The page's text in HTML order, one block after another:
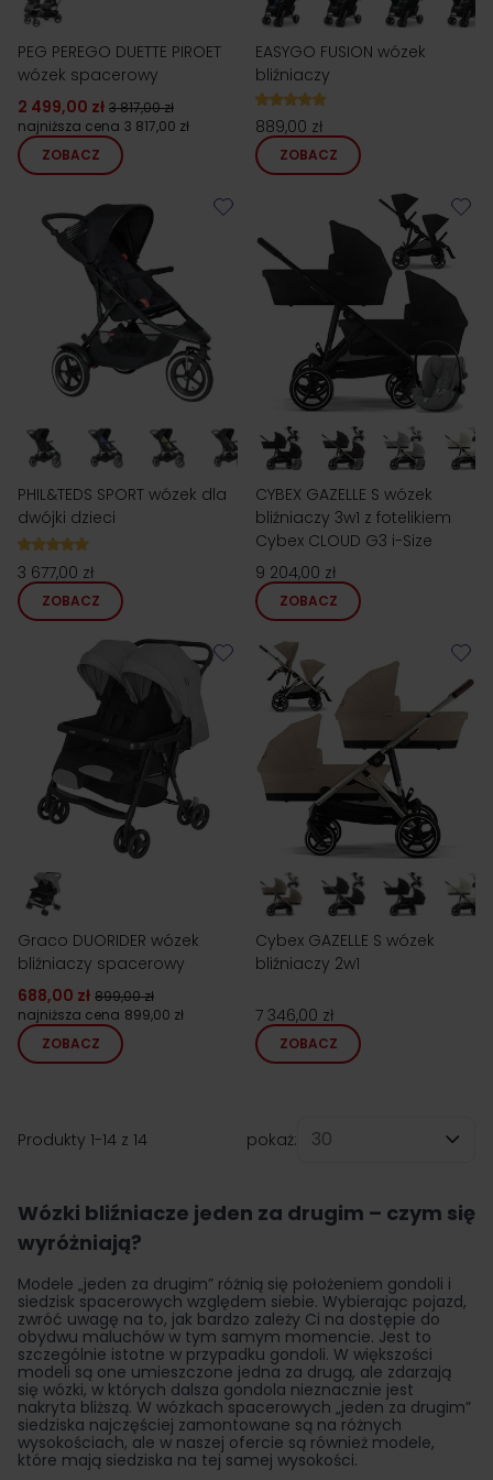
PEG PEREGO DUETTE PIROET
wózek spacerowy
2 499,00 zł 3 817,00 zł
najniższa cena 3 817,00 zł
ZOBACZ
EASYGO FUSION wózek
bliźniaczy
889,00 zł
ZOBACZ
PHIL&TEDS SPORT wózek dla
dwójki dzieci
3 677,00 zł
ZOBACZ
CYBEX GAZELLE S wózek
bliźniaczy 3w1 z fotelikiem
Cybex CLOUD G3 i-Size
9 204,00 zł
ZOBACZ
Graco DUORIDER wózek
bliźniaczy spacerowy
688,00 zł 899,00 zł
najniższa cena 899,00 zł
ZOBACZ
Cybex GAZELLE S wózek
bliźniaczy 2w1
7 346,00 zł
ZOBACZ
Produkty 1-14 z 14
pokaż:
Wózki bliźniacze jeden za drugim – czym się
wyróżniają?
Modele „jeden za drugim” różnią się położeniem gondoli i
siedzisk spacerowych względem siebie. Wybierając pojazd,
zwróć uwagę na to, jak bardzo zależy Ci na dostępie do
obydwu maluchów w tym samym momencie. Jest to
szczególnie istotne w przypadku gondoli. W większości
modeli są one umieszczone jedna za drugą, ale zdarzają
się wózki, w których dalsza gondola nieznacznie jest
nakryta bliższą. W wózkach spacerowych „jeden za drugim”
siedziska najczęściej zamontowane są na różnych
wysokościach, ale w naszej ofercie są również modele,
które mają siedziska na tej samej wysokości.